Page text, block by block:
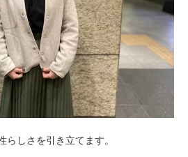
しさを引き立てます。